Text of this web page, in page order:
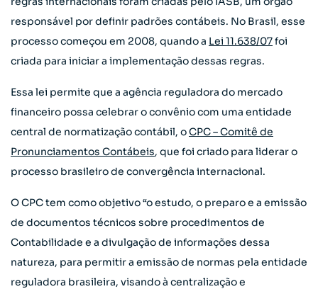
responsável por definir padrões contábeis. No Brasil, esse
processo começou em 2008, quando a Lei 11.638/07foi
criada para iniciar a implementação dessas regras.
Essa lei permite que a agência reguladora do mercado
financeiro possa celebrar o convênio com uma entidade
central de normatização contábil, oCPC – Comitê de
Pronunciamentos Contábeis, que foi criado para liderar o
processo brasileiro de convergência internacional.
O CPC tem como objetivo “o estudo, o preparo e a emissão
de documentos técnicos sobre procedimentos de
Contabilidade e a divulgação de informações dessa
natureza, para permitir a emissão de normas pela entidade
reguladora brasileira, visando à centralização e